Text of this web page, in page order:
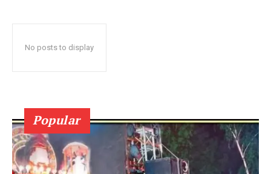
No posts to display
Popular